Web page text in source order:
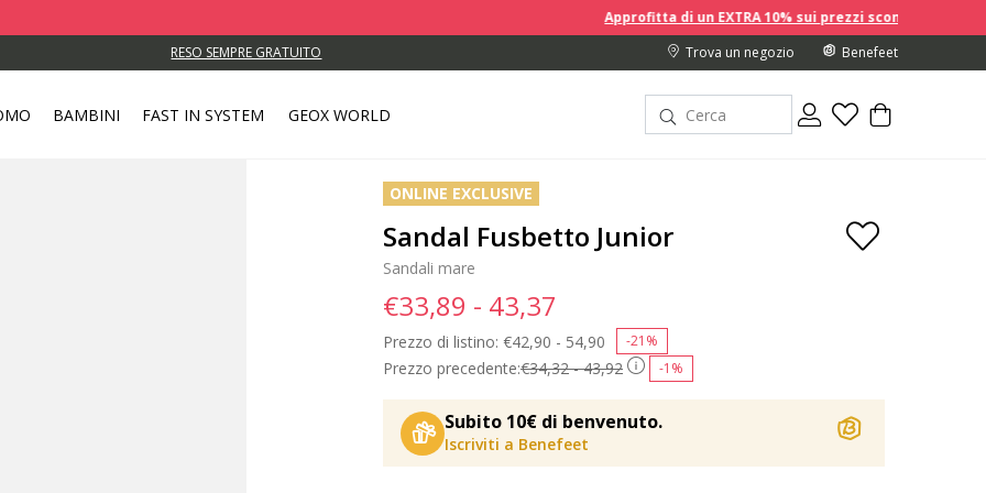
Approfitta di un EXTRA 10% sui prezzi scontati acquistando 2 o
RESO SEMPRE GRATUITO Trova un negozio Benefeet
BAMBINI FAST IN SYSTEM GEOX WORLD
ONLINE EXCLUSIVE
Sandal Fusbetto Junior
Sandali mare
€33,89 - 43,37
Prezzo di listino: Price reduced from
€42,90 - 54,90 -21%
Prezzo precedente:€34,32 - 43,92 -1%
Subito 10€ di benvenuto.
Iscriviti a Benefeet